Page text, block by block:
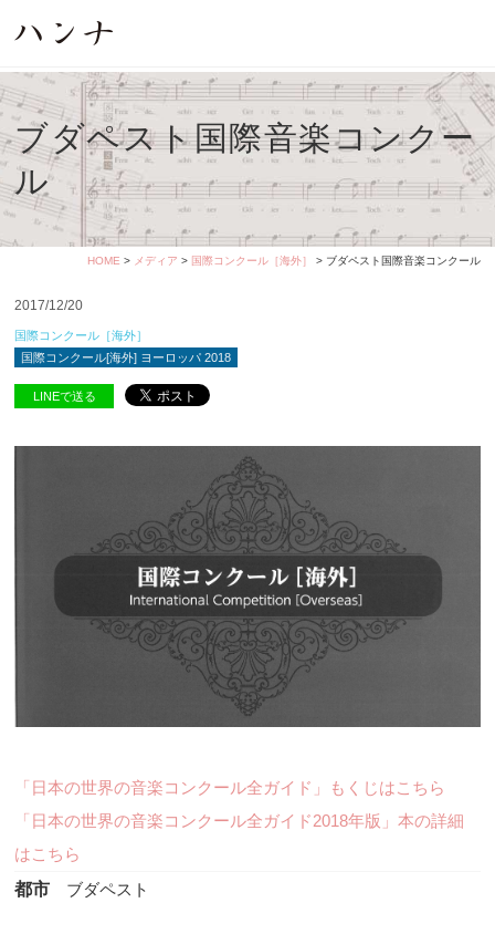
ブダペスト国際音楽コンクー
ル
HOME > メディア > 国際コンクール［海外］ > ブダペスト国際音楽コンクール
2017/12/20
国際コンクール［海外］
国際コンクール[海外] ヨーロッパ 2018
LINEで送る
「日本の世界の音楽コンクール全ガイド」もくじはこちら
「日本の世界の音楽コンクール全ガイド2018年版」本の詳細
はこちら
都市 ブダペスト